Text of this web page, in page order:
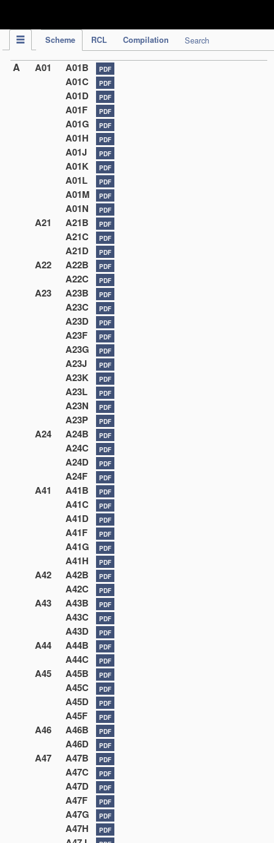
Scheme RCL Compilation Search
A A01 A01B PDF
A01C PDF
A01D PDF
A01F PDF
A01G PDF
A01H PDF
A01J PDF
A01K PDF
A01L PDF
A01M PDF
A01N PDF
A21 A21B PDF
A21C PDF
A21D PDF
A22 A22B PDF
A22C PDF
A23 A23B PDF
A23C PDF
A23D PDF
A23F PDF
A23G PDF
A23J PDF
A23K PDF
A23L PDF
A23N PDF
A23P PDF
A24 A24B PDF
A24C PDF
A24D PDF
A24F PDF
A41 A41B PDF
A41C PDF
A41D PDF
A41F PDF
A41G PDF
A41H PDF
A42 A42B PDF
A42C PDF
A43 A43B PDF
A43C PDF
A43D PDF
A44 A44B PDF
A44C PDF
A45 A45B PDF
A45C PDF
A45D PDF
A45F PDF
A46 A46B PDF
A46D PDF
A47 A47B PDF
A47C PDF
A47D PDF
A47F PDF
A47G PDF
A47H PDF